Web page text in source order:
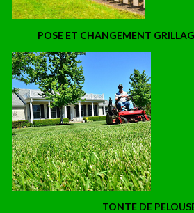
POSE ET CHANGEMENT
TONTE DE